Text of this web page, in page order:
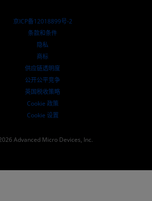
京ICP备12018899号-2
​条款和条件
隐私
商标
供应链透明度
公开公平竞争
英国税收策略
Cookie 政策
Cookie 设置
Advanced Micro Devices, Inc.